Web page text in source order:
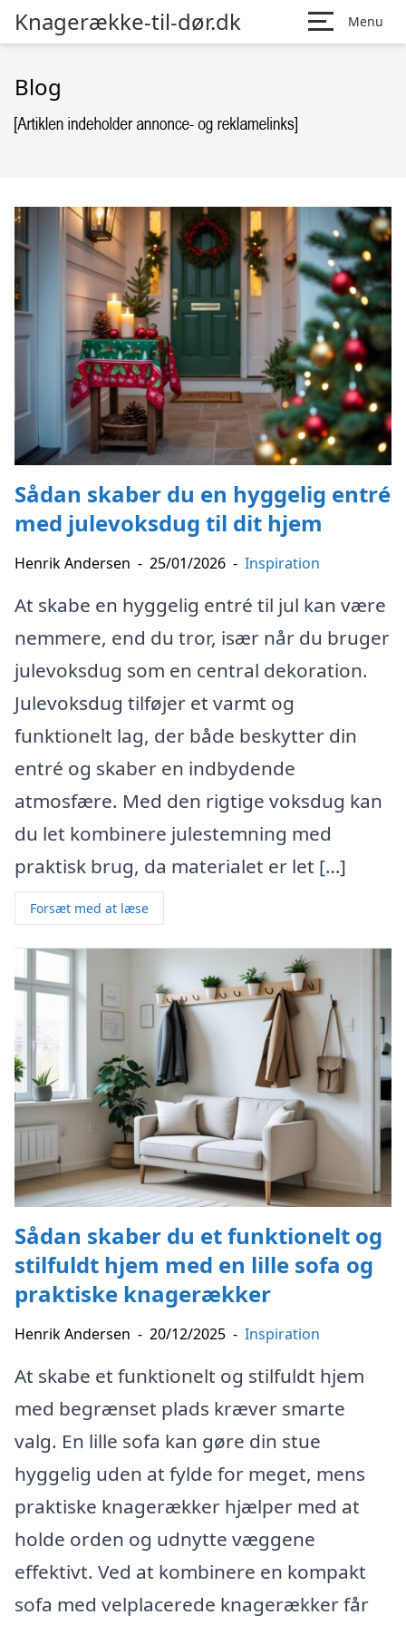
Knagerække-til-dør.dk Menu
Blog
Sådan skaber du en hyggelig entré
med julevoksdug til dit hjem
Henrik Andersen - 25/01/2026 - Inspiration
At skabe en hyggelig entré til jul kan være
nemmere, end du tror, især når du bruger
julevoksdug som en central dekoration.
Julevoksdug tilføjer et varmt og
funktionelt lag, der både beskytter din
entré og skaber en indbydende
atmosfære. Med den rigtige voksdug kan
du let kombinere julestemning med
praktisk brug, da materialet er let […]
Forsæt med at læse
Sådan skaber du et funktionelt og
stilfuldt hjem med en lille sofa og
praktiske knagerækker
Henrik Andersen - 20/12/2025 - Inspiration
At skabe et funktionelt og stilfuldt hjem
med begrænset plads kræver smarte
valg. En lille sofa kan gøre din stue
hyggelig uden at fylde for meget, mens
praktiske knagerækker hjælper med at
holde orden og udnytte væggene
effektivt. Ved at kombinere en kompakt
sofa med velplacerede knagerækker får